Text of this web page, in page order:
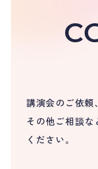
講演会のご依頼
その他ご相談な
ください。